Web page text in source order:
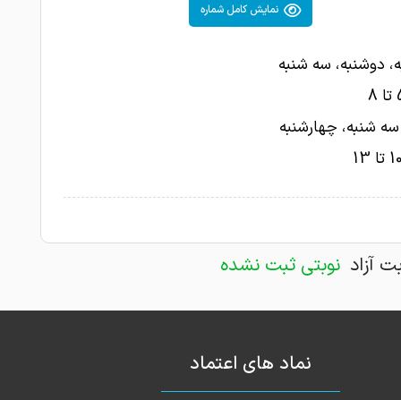
آزاد نوبتی ثبت نشده
نمایش کامل شماره
دوشنبه، سه شنبه
شنبه، چهارشنبه
نماد های اعتماد